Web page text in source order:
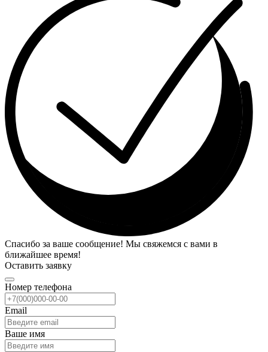
Спасибо за ваше сообщение! Мы свяжемся с вами в
ближайшее время!
Оставить заявку
Номер телефона
Email
Ваше имя